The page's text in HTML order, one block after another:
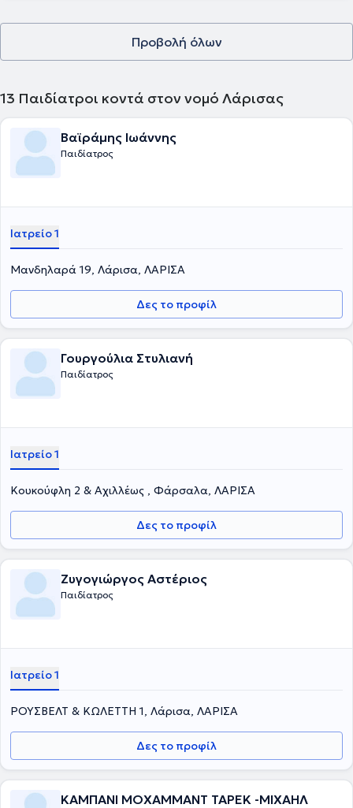
Προβολή όλων
13 Παιδίατροι κοντά στον νομό Λάρισας
Βαϊράμης Ιωάννης
Παιδίατρος
Ιατρείο 1
Μανδηλαρά 19, Λάρισα, ΛΑΡΙΣΑ
Δες το προφίλ
Γουργούλια Στυλιανή
Παιδίατρος
Ιατρείο 1
Κουκούφλη 2 & Αχιλλέως , Φάρσαλα, ΛΑΡΙΣΑ
Δες το προφίλ
Ζυγογιώργος Αστέριος
Παιδίατρος
Ιατρείο 1
ΡΟΥΣΒΕΛΤ & ΚΩΛΕΤΤΗ 1, Λάρισα, ΛΑΡΙΣΑ
Δες το προφίλ
ΚΑΜΠΑΝΙ ΜΟΧΑΜΜΑΝΤ ΤΑΡΕΚ -ΜΙΧΑΗΛ